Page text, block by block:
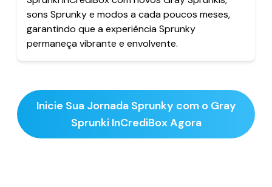
sons Sprunky e modos a cada poucos meses,
garantindo que a experiência Sprunky
permaneça vibrante e envolvente.
Inicie Sua Jornada Sprunky com o Gray
Sprunki InCrediBox Agora